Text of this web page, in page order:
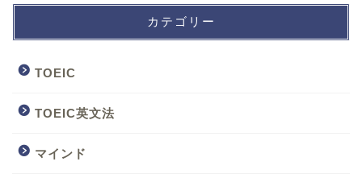
カテゴリー
TOEIC
TOEIC英文法
マインド